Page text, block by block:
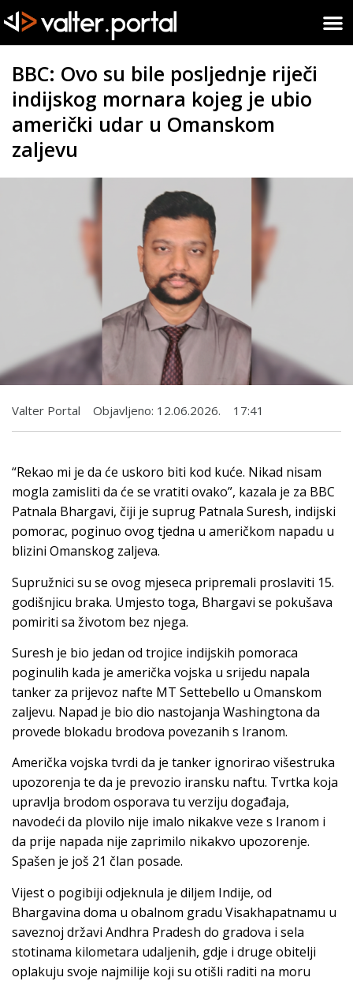
BBC: Ovo su bile posljednje riječi
indijskog mornara kojeg je ubio
američki udar u Omanskom
zaljevu
Valter Portal Objavljeno: 12.06.2026. 17:41
“Rekao mi je da će uskoro biti kod kuće. Nikad nisam
mogla zamisliti da će se vratiti ovako”, kazala je za BBC
Patnala Bhargavi, čiji je suprug Patnala Suresh, indijski
pomorac, poginuo ovog tjedna u američkom napadu u
blizini Omanskog zaljeva.
Supružnici su se ovog mjeseca pripremali proslaviti 15.
godišnjicu braka. Umjesto toga, Bhargavi se pokušava
pomiriti sa životom bez njega.
Suresh je bio jedan od trojice indijskih pomoraca
poginulih kada je američka vojska u srijedu napala
tanker za prijevoz nafte MT Settebello u Omanskom
zaljevu. Napad je bio dio nastojanja Washingtona da
provede blokadu brodova povezanih s Iranom.
Američka vojska tvrdi da je tanker ignorirao višestruka
upozorenja te da je prevozio iransku naftu. Tvrtka koja
upravlja brodom osporava tu verziju događaja,
navodeći da plovilo nije imalo nikakve veze s Iranom i
da prije napada nije zaprimilo nikakvo upozorenje.
Spašen je još 21 član posade.
Vijest o pogibiji odjeknula je diljem Indije, od
Bhargavina doma u obalnom gradu Visakhapatnamu u
saveznoj državi Andhra Pradesh do gradova i sela
stotinama kilometara udaljenih, gdje i druge obitelji
oplakuju svoje najmilije koji su otišli raditi na moru